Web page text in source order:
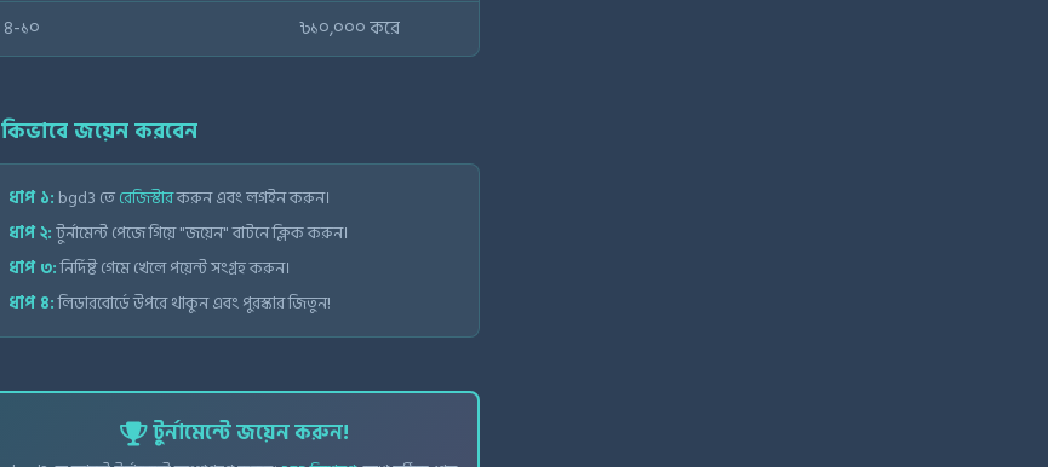
৪-১০
৳১০,০০০ করে
কিভাবে জয়েন করবেন
ধাপ ১: bgd3 তেরেজিস্টারকরুন এবং লগইন করুন।
ধাপ ২:টুর্নামেন্ট পেজে গিয়ে "জয়েন" বাটনে ক্লিক করুন।
ধাপ ৩:নির্দিষ্ট গেমে খেলে পয়েন্ট সংগ্রহ করুন।
ধাপ ৪:লিডারবোর্ডে উপরে থাকুন এবং পুরস্কার জিতুন!
টুর্নামেন্টে জয়েন করুন!